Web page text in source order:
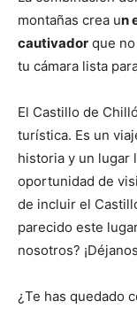
montañas crea un
cautivador que
tu cámara lista
El Castillo de
turística. Es un
historia y un lugar
oportunidad de
de incluir el
parecido este
nosotros?
¿Te has quedado